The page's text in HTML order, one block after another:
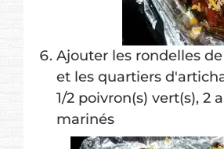
Ajouter les rondelles
et les quartiers
1/2 poivron(s) vert(s), 2
marinés